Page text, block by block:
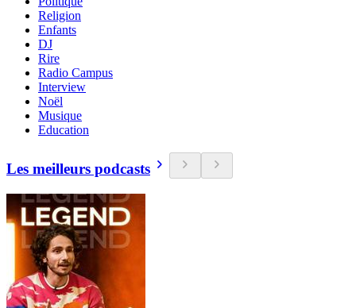
Religion
Enfants
DJ
Rire
Radio Campus
Interview
Noël
Musique
Education
Les meilleurs podcasts